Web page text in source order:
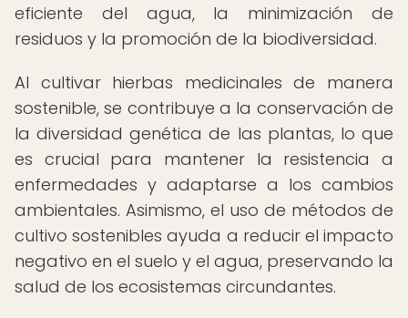
eficiente del agua, la minimización de
residuos y la promoción de la biodiversidad.
Al cultivar hierbas medicinales de manera
sostenible, se contribuye a la conservación de
la diversidad genética de las plantas, lo que
es crucial para mantener la resistencia a
enfermedades y adaptarse a los cambios
ambientales. Asimismo, el uso de métodos de
cultivo sostenibles ayuda a reducir el impacto
negativo en el suelo y el agua, preservando la
salud de los ecosistemas circundantes.